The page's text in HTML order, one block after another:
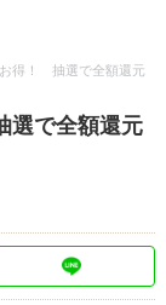
得！ 抽選で全額還元
で全額還元